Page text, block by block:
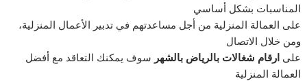
المناسبات بشكل أساسي
على العمالة المنزلية من أجل مساعدتهم في تدبير الأعمال المنزلية،
ومن خلال الاتصال
علىارقام شغالات بالرياض بالشهر سوف يمكنك التعاقد مع أفضل
العمالة المنزلية